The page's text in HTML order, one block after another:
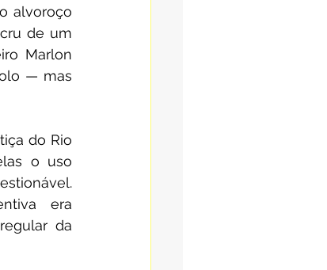
alvoroço
de um
Marlon
— mas
do Rio
o uso
era
da